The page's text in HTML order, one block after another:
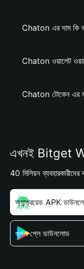
Chaton এর দাম কি
Chaton ওয়ালেট
Chaton টোকেন এর
এখনই Bitget
40 মিলিয়ন ব্যবহারকারীদের
অ্যান্ড্রয়েড APK
গুগল প্লে ডাউনলোড